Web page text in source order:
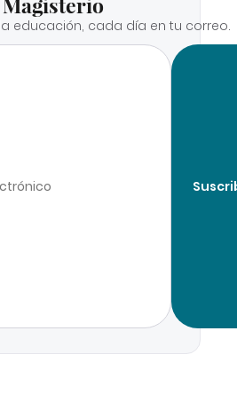
educación, cada día en tu correo.